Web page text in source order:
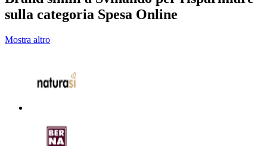
sulla categoria Spesa Online
Mostra altro